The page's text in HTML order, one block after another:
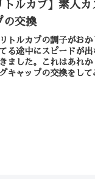
トルカブ】素人
の交換
トルカブの調子がおか
る途中にスピードが
ました。これはあれ
キャップの交換をし